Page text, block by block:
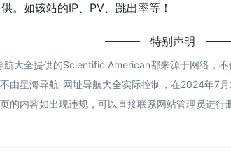
。如该站的IP、PV、跳出率等！
特别声明
航大全提供的Scientific American都来源于网络，
由星海导航-网址导航大全实际控制，在2024年7
的内容如出现违规，可以直接联系网站管理员进